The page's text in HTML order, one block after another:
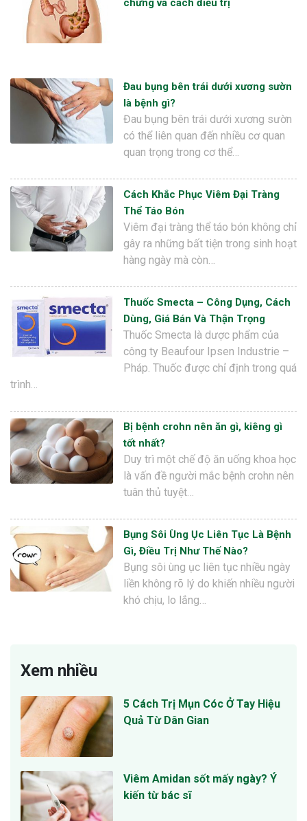
chứng và cách điều trị
Đau bụng bên trái dưới xương sườn
là bệnh gì?
Đau bụng bên trái dưới xương sườn
có thể liên quan đến nhiều cơ quan
quan trọng trong cơ thể…
Cách Khắc Phục Viêm Đại Tràng
Thể Táo Bón
Viêm đại tràng thể táo bón không chỉ
gây ra những bất tiện trong sinh hoạt
hàng ngày mà còn…
Thuốc Smecta – Công Dụng, Cách
Dùng, Giá Bán Và Thận Trọng
Thuốc Smecta là dược phẩm của
công ty Beaufour Ipsen Industrie –
Pháp. Thuốc được chỉ định trong quá
trình…
Bị bệnh crohn nên ăn gì, kiêng gì
tốt nhất?
Duy trì một chế độ ăn uống khoa học
là vấn đề người mắc bệnh crohn nên
tuân thủ tuyệt…
Bụng Sôi Ùng Ục Liên Tục Là Bệnh
Gì, Điều Trị Như Thế Nào?
Bụng sôi ùng ục liên tục nhiều ngày
liền không rõ lý do khiến nhiều người
khó chịu, lo lắng…
Xem nhiều
5 Cách Trị Mụn Cóc Ở Tay Hiệu
Quả Từ Dân Gian
Viêm Amidan sốt mấy ngày? Ý
kiến từ bác sĩ